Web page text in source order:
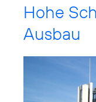
Hohe
Ausbau